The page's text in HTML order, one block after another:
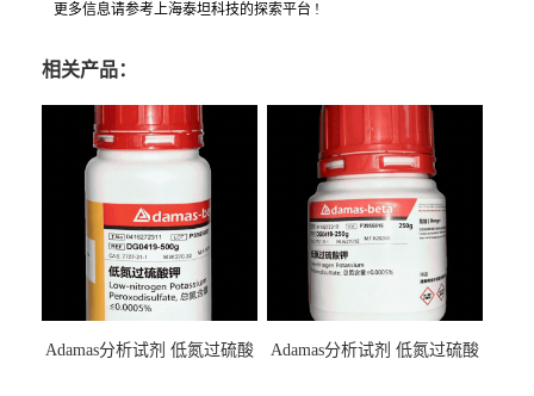
更多信息请参考上海泰坦科技的探索平台 !
相关产品：
Adamas分析试剂 低氮过硫酸
Adamas分析试剂 低氮过硫酸